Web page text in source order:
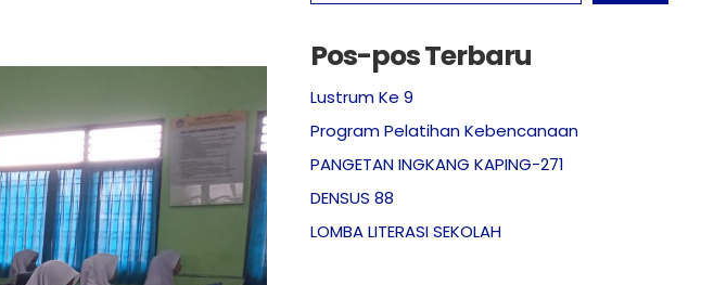
Pos-pos Terbaru
Lustrum Ke 9
Program Pelatihan Kebencanaan
PANGETAN INGKANG KAPING-271
DENSUS 88
LOMBA LITERASI SEKOLAH